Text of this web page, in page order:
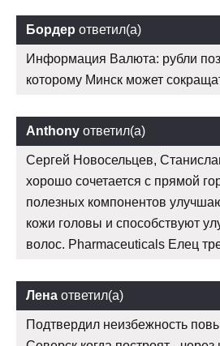
Бордер ответил(а)
Информация Валюта: рубли
которому Минск может
Anthony ответил(а)
Сергей Новосельцев,
хорошо сочетается с прямой
полезных компонентов
кожи головы и способствуют
волос. Pharmaceuticals Елец
Лена ответил(а)
Подтвердил неизбежность